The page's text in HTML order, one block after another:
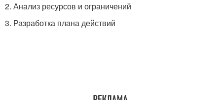
2. Анализ ресурсов и ограничений
3. Разработка плана действий